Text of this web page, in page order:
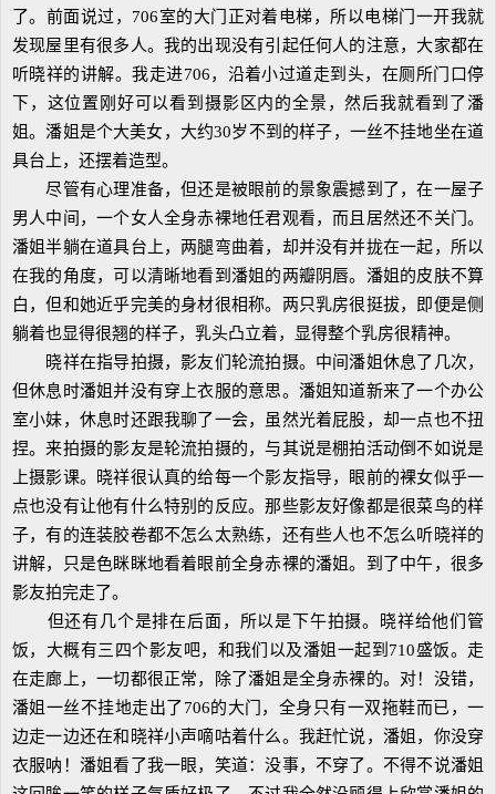
了。前面说过，706室的大门正对着电梯，所以电梯门一开我就
发现屋里有很多人。我的出现没有引起任何人的注意，大家都在
听晓祥的讲解。我走进706，沿着小过道走到头，在厕所门口停
下，这位置刚好可以看到摄影区内的全景，然后我就看到了潘
姐。潘姐是个大美女，大约30岁不到的样子，一丝不挂地坐在道
具台上，还摆着造型。
尽管有心理准备，但还是被眼前的景象震撼到了，在一屋子
男人中间，一个女人全身赤裸地任君观看，而且居然还不关门。
潘姐半躺在道具台上，两腿弯曲着，却并没有并拢在一起，所以
在我的角度，可以清晰地看到潘姐的两瓣阴唇。潘姐的皮肤不算
白，但和她近乎完美的身材很相称。两只乳房很挺拔，即便是侧
躺着也显得很翘的样子，乳头凸立着，显得整个乳房很精神。
晓祥在指导拍摄，影友们轮流拍摄。中间潘姐休息了几次，
但休息时潘姐并没有穿上衣服的意思。潘姐知道新来了一个办公
室小妹，休息时还跟我聊了一会，虽然光着屁股，却一点也不扭
捏。来拍摄的影友是轮流拍摄的，与其说是棚拍活动倒不如说是
上摄影课。晓祥很认真的给每一个影友指导，眼前的裸女似乎一
点也没有让他有什么特别的反应。那些影友好像都是很菜鸟的样
子，有的连装胶卷都不怎么太熟练，还有些人也不怎么听晓祥的
讲解，只是色眯眯地看着眼前全身赤裸的潘姐。到了中午，很多
影友拍完走了。
但还有几个是排在后面，所以是下午拍摄。晓祥给他们管
饭，大概有三四个影友吧，和我们以及潘姐一起到710盛饭。走
在走廊上，一切都很正常，除了潘姐是全身赤裸的。对！没错，
潘姐一丝不挂地走出了706的大门，全身只有一双拖鞋而已，一
边走一边还在和晓祥小声嘀咕着什么。我赶忙说，潘姐，你没穿
衣服呐！潘姐看了我一眼，笑道：没事，不穿了。不得不说潘姐